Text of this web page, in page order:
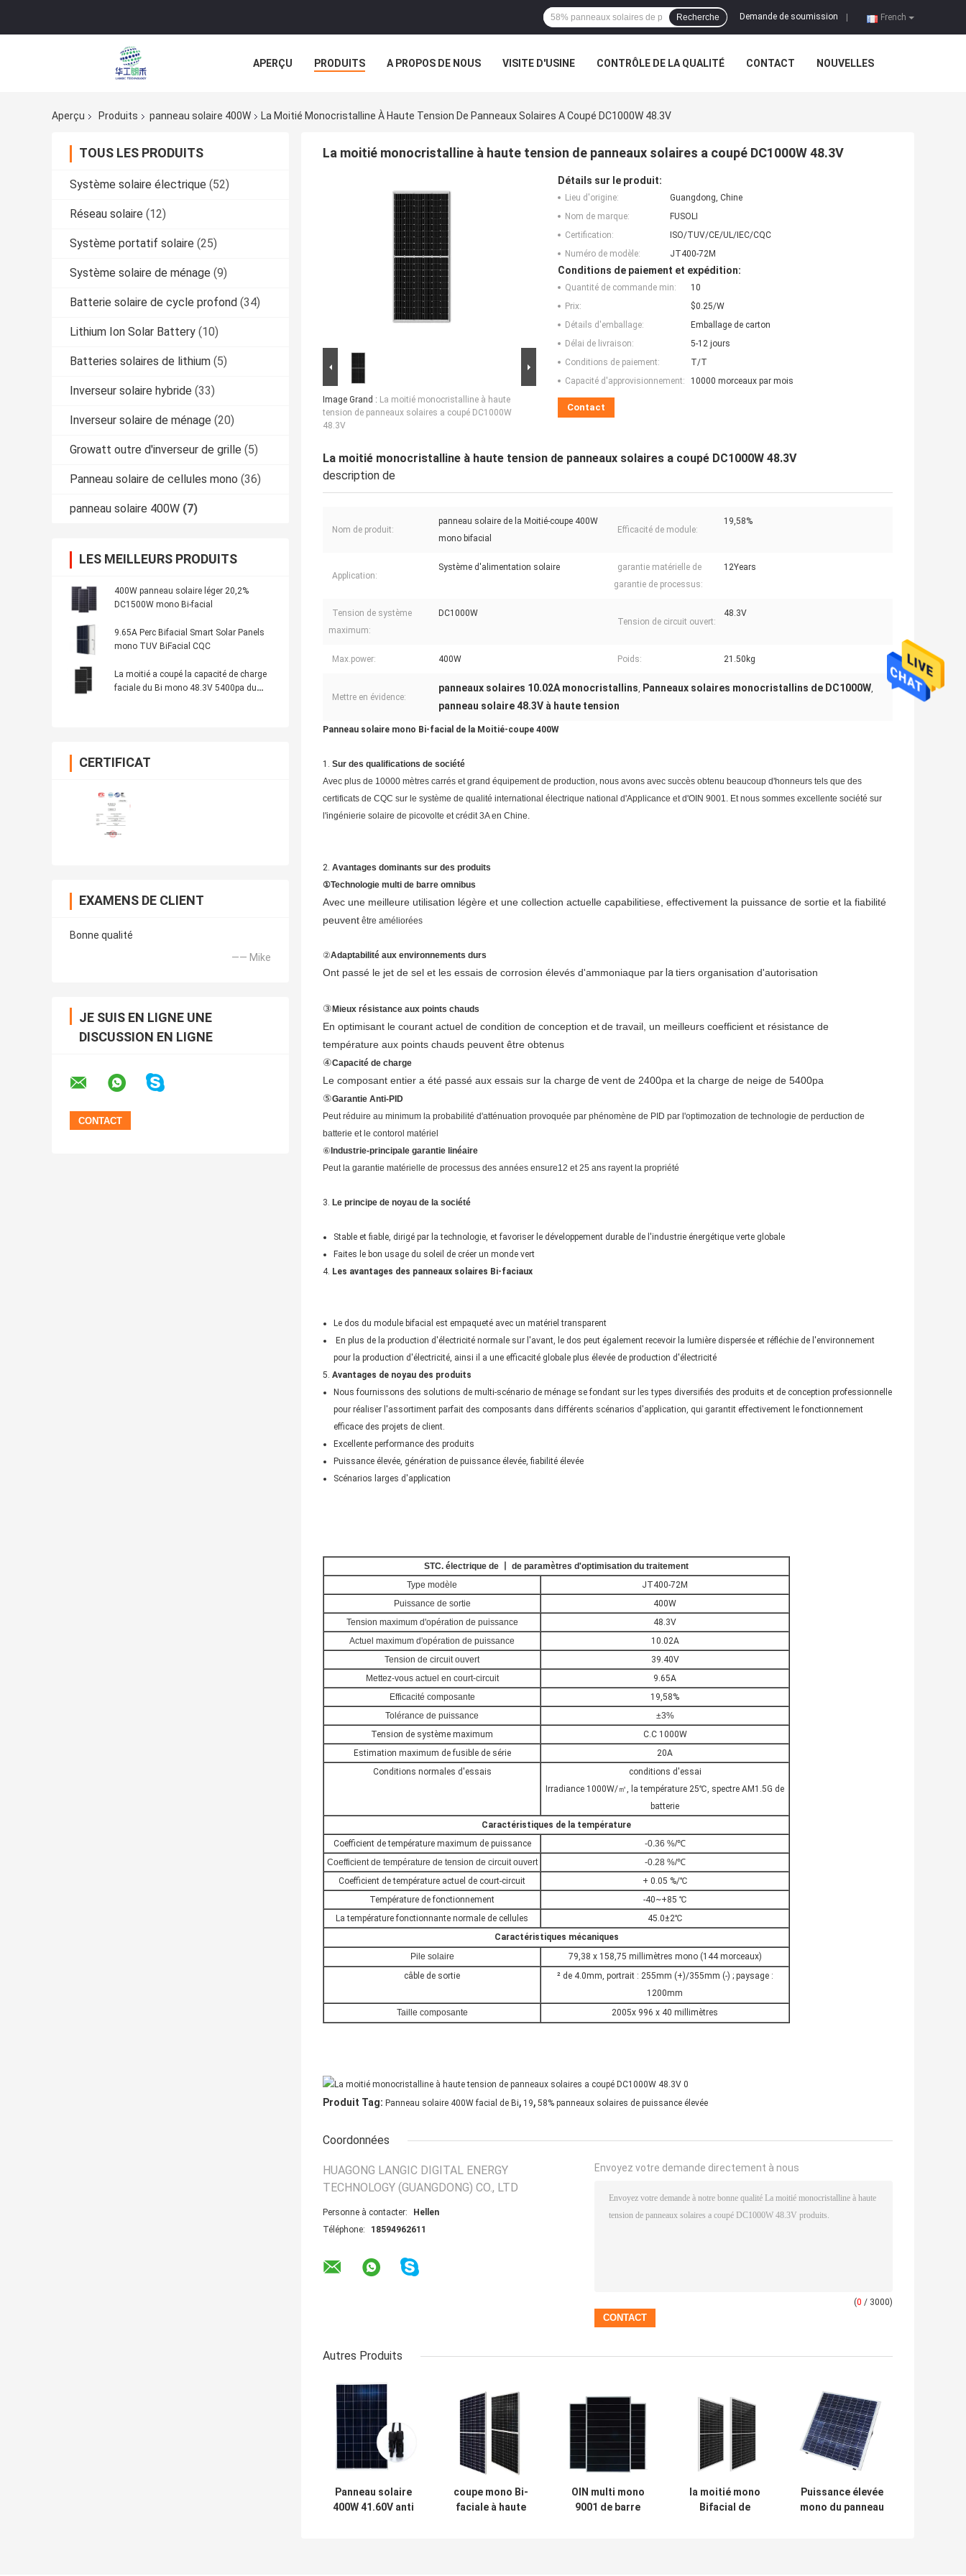
French
Demande de soumission
Recherche
APERÇU PRODUITS A PROPOS DE NOUS VISITE D'USINE CONTRÔLE DE LA QUALITÉ CONTACT NOUVELLES
Aperçu
Produits panneau solaire 400W La Moitié Monocristalline À Haute Tension De Panneaux Solaires A Coupé DC1000W 48.3V
TOUS LES PRODUITS
Système solaire électrique (52)
Réseau solaire (12)
Système portatif solaire (25)
Système solaire de ménage (9)
Batterie solaire de cycle profond (34)
Lithium Ion Solar Battery (10)
Batteries solaires de lithium (5)
Inverseur solaire hybride (33)
Inverseur solaire de ménage (20)
Growatt outre d'inverseur de grille (5)
Panneau solaire de cellules mono (36)
panneau solaire 400W (7)
LES MEILLEURS PRODUITS
400W panneau solaire léger 20,2%
DC1500W mono Bi-facial
9.65A Perc Bifacial Smart Solar Panels
mono TUV BiFacial CQC
La moitié a coupé la capacité de charge
faciale du Bi mono 48.3V 5400pa du
CERTIFICAT
EXAMENS DE CLIENT
Bonne qualité
—— Mike
JE SUIS EN LIGNE UNE
DISCUSSION EN LIGNE
La moitié monocristalline à haute tension de panneaux solaires a coupé DC1000W 48.3V
Image Grand : La moitié monocristalline à haute
tension de panneaux solaires a coupé DC1000W
48.3V
Détails sur le produit:
Lieu d'origine:
Guangdong, Chine
Nom de marque:
FUSOLI
Certification:
ISO/TUV/CE/UL/IEC/CQC
Numéro de modèle:
JT400-72M
Conditions de paiement et expédition:
Quantité de commande min:
10
Prix:
$0.25/W
Détails d'emballage:
Emballage de carton
Délai de livraison:
5-12 jours
Conditions de paiement:
T/T
Capacité d'approvisionnement:
10000 morceaux par mois
Contact
La moitié monocristalline à haute tension de panneaux solaires a coupé DC1000W 48.3V
description de
Nom de produit:
panneau solaire de la Moitié-coupe 400W
mono bifacial
Efficacité de module:
19,58%
Application:
Système d'alimentation solaire
garantie matérielle de
garantie de processus:
12Years
Tension de système
maximum:
DC1000W
Tension de circuit ouvert:
48.3V
Max.power: 400W Poids: 21.50kg
Mettre en évidence:
panneaux solaires 10.02A monocristallins, Panneaux solaires monocristallins de DC1000W,
panneau solaire 48.3V à haute tension
Panneau solaire mono Bi-facial de la Moitié-coupe 400W
1. Sur des qualifications de société
Avec plus de 10000 mètres carrés et grand équipement de production, nous avons avec succès obtenu beaucoup d'honneurs tels que des
certificats de CQC sur le système de qualité international électrique national d'Applicance et d'OIN 9001. Et nous sommes excellente société sur
l'ingénierie solaire de picovolte et crédit 3A en Chine.
2. Avantages dominants sur des produits
①Technologie multi de barre omnibus
Avec une meilleure utilisation légère et une collection actuelle capabilitiese, effectivement la puissance de sortie et la fiabilité
peuvent être améliorées
②Adaptabilité aux environnements durs
Ont passé le jet de sel et les essais de corrosion élevés d'ammoniaque par latiers organisation d'autorisation
③ Mieux résistance aux points chauds
En optimisant le courant actuel de condition de conception etde travail, un meilleurs coefficient et résistance de
température aux points chauds peuvent être obtenus
④Capacité de charge
Le composant entier a été passé aux essais sur la chargede vent de 2400pa et la charge de neige de 5400pa
⑤Garantie Anti-PID
Peut réduire au minimum la probabilité d'atténuation provoquée par phénomène de PID par l'optimozation de technologie de perduction de
batterie et le contorol matériel
⑥ Industrie-principale garantie linéaire
Peut la garantie matérielle de processus des années ensure12 et 25 ans rayent la propriété
3. Le principe de noyau de la société
Stable et fiable, dirigé par la technologie, et favoriser le développement durable de l'industrie énergétique verte globale
Faites le bon usage du soleil de créer un monde vert
4. Les avantages des panneaux solaires Bi-faciaux
Le dos du module bifacial est empaqueté avec un matériel transparent
En plus de la production d'électricité normale sur l'avant, le dos peut également recevoir la lumière dispersée et réfléchie de l'environnement
pour la production d'électricité, ainsi il a une efficacité globale plus élevée de production d'électricité
5. Avantages de noyau des produits
Nous fournissons des solutions de multi-scénario de ménage se fondant sur les types diversifiés des produits et de conception professionnelle
pour réaliser l'assortiment parfait des composants dans différents scénarios d'application, qui garantit effectivement le fonctionnement
efficace des projets de client.
Excellente performance des produits
Puissance élevée, génération de puissance élevée, fiabilité élevée
Scénarios larges d'application
STC. électrique de 丨 de paramètres d'optimisation du traitement
Type modèle
JT400-72M
Puissance de sortie
400W
Tension maximum d'opération de puissance
48.3V
Actuel maximum d'opération de puissance
10.02A
Tension de circuit ouvert
39.40V
Mettez-vous actuel en court-circuit
9.65A
Efficacité composante
19,58%
Tolérance de puissance
±3%
Tension de système maximum
C.C 1000W
Estimation maximum de fusible de série
20A
Conditions normales d'essais
conditions d'essai
Irradiance 1000W/㎡, la température 25℃, spectre AM1.5G de
batterie
Caractéristiques de la température
Coefficient de température maximum de puissance
-0.36 %/℃
Coefficient de température de tension de circuit ouvert
-0.28 %/℃
Coefficient de température actuel de court-circuit
+ 0.05 %/℃
Température de fonctionnement
-40~+85 ℃
La température fonctionnante normale de cellules
45.0±2℃
Caractéristiques mécaniques
Pile solaire
79,38 x 158,75 millimètres mono (144 morceaux)
câble de sortie
² de 4.0mm, portrait : 255mm (+)/355mm (-) ; paysage :
1200mm
Taille composante
2005x 996 x 40 millimètres
Produit Tag: Panneau solaire 400W facial de Bi, 19, 58% panneaux solaires de puissance élevée
Coordonnées
HUAGONG LANGIC DIGITAL ENERGY
TECHNOLOGY (GUANGDONG) CO., LTD
Personne à contacter:
Hellen
Téléphone:
18594962611
Envoyez votre demande directement à nous
(0 / 3000)
Autres Produits
Panneau solaire
400W 41.60V anti
coupe mono Bi-
faciale à haute
OIN multi mono
9001 de barre
la moitié mono
Bifacial de
Puissance élevée
mono du panneau